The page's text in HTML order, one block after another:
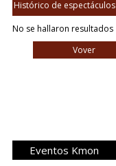
Histórico de espectáculos
No se hallaron resultados
Vover
Eventos Kmon